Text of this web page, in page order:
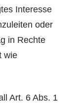
Interesse
oder
in Rechte
wie
Art. 6 Abs. 1